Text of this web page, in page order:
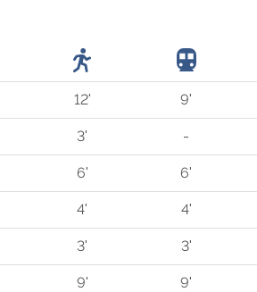
12' 9'
3' -
6' 6'
4' 4'
3' 3'
9' 9'